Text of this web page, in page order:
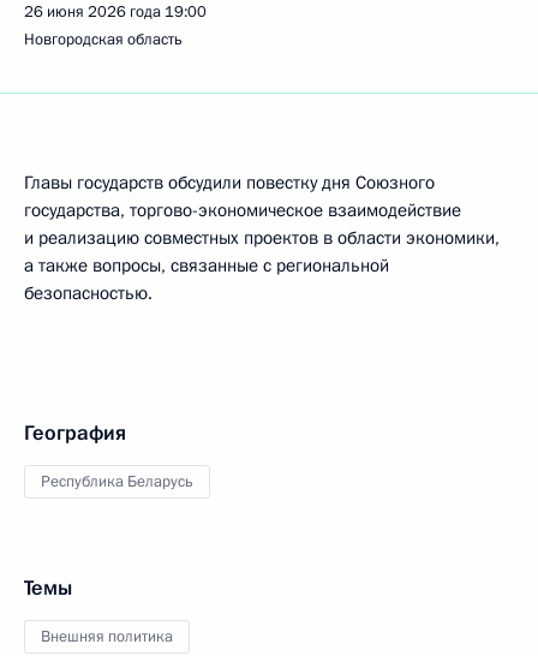
26 июня 2026 года 19:00
Новгородская область
Главы государств обсудили повестку дня Союзного
государства, торгово-экономическое взаимодействие
и реализацию совместных проектов в области экономики,
а также вопросы, связанные с региональной
безопасностью.
География
Республика Беларусь
Темы
Внешняя политика